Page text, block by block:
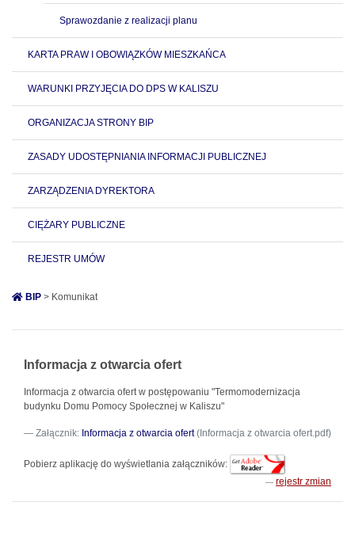
Sprawozdanie z realizacji planu
KARTA PRAW I OBOWIĄZKÓW MIESZKAŃCA
WARUNKI PRZYJĘCIA DO DPS W KALISZU
ORGANIZACJA STRONY BIP
ZASADY UDOSTĘPNIANIA INFORMACJI PUBLICZNEJ
ZARZĄDZENIA DYREKTORA
CIĘŻARY PUBLICZNE
REJESTR UMÓW
BIP > Komunikat
Informacja z otwarcia ofert
Informacja z otwarcia ofert w postępowaniu "Termomodernizacja
budynku Domu Pomocy Społecznej w Kaliszu"
Załącznik: Informacja z otwarcia ofert(Informacja z otwarcia ofert.pdf)
Pobierz aplikację do wyświetlania załączników:
rejestr zmian